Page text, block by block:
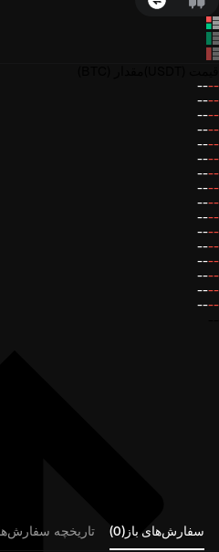
--
--
--
--
--
--
--
--
--
--
--
--
--
--
--
--
--
--
--
--
--
--
--
--
--
--
--
--
--
--
--
--
سفارش‌های باز(0) تاریخچه